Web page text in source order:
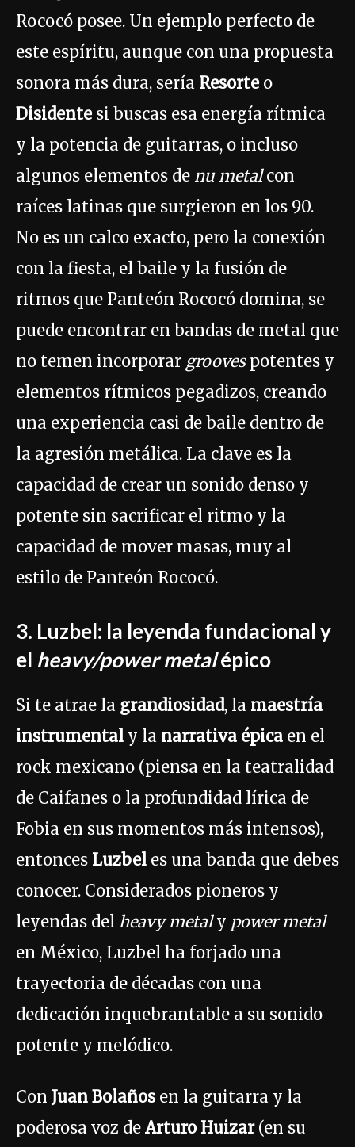
Rococó posee. Un ejemplo perfecto de
este espíritu, aunque con una propuesta
sonora más dura, sería Resorteo
Disidentesi buscas esa energía rítmica
y la potencia de guitarras, o incluso
algunos elementos de nu metalcon
raíces latinas que surgieron en los 90.
No es un calco exacto, pero la conexión
con la fiesta, el baile y la fusión de
ritmos que Panteón Rococó domina, se
puede encontrar en bandas de metal que
no temen incorporar groovespotentes y
elementos rítmicos pegadizos, creando
una experiencia casi de baile dentro de
la agresión metálica. La clave es la
capacidad de crear un sonido denso y
potente sin sacrificar el ritmo y la
capacidad de mover masas, muy al
estilo de Panteón Rococó.
3. Luzbel: la leyenda fundacional y
el heavy/power metalépico
Si te atrae la grandiosidad, la maestría
instrumental y la narrativa épica en el
rock mexicano (piensa en la teatralidad
de Caifanes o la profundidad lírica de
Fobia en sus momentos más intensos),
entonces Luzbel es una banda que debes
conocer. Considerados pioneros y
leyendas del heavy metaly power metal
en México, Luzbel ha forjado una
trayectoria de décadas con una
dedicación inquebrantable a su sonido
potente y melódico.
Con Juan Bolaños en la guitarra y la
poderosa voz de Arturo Huizar(en su